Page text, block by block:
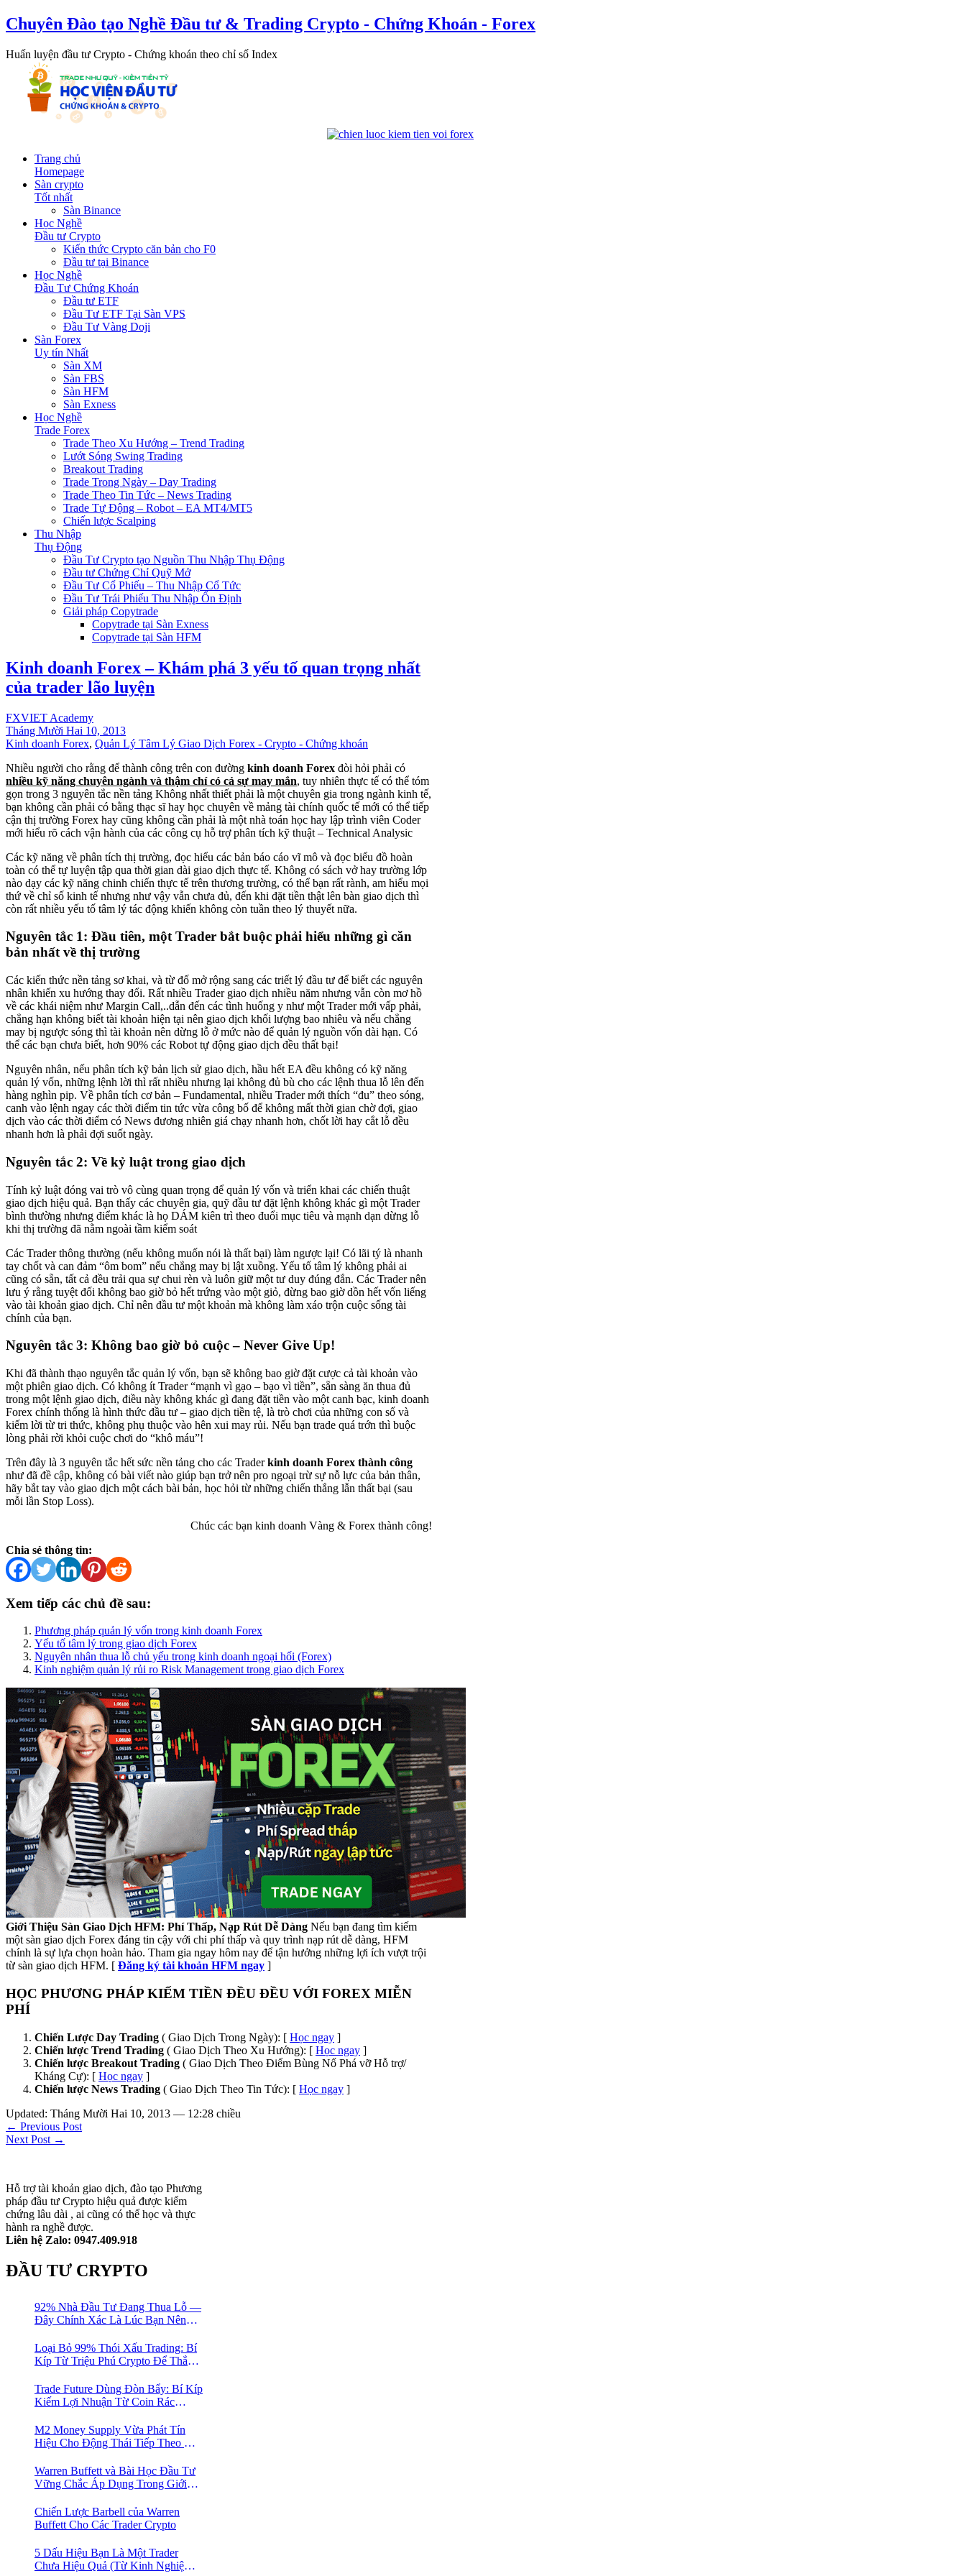
Chuyên Đào tạo Nghề Đầu tư & Trading Crypto - Chứng Khoán - Forex
Huấn luyện đầu tư Crypto - Chứng khoán theo chỉ số Index
Trang chủ
Homepage
Sàn crypto
Tốt nhất
Sàn Binance
Học Nghề
Đầu tư Crypto
Kiến thức Crypto căn bản cho F0
Đầu tư tại Binance
Học Nghề
Đầu Tư Chứng Khoán
Đầu tư ETF
Đầu Tư ETF Tại Sàn VPS
Đầu Tư Vàng Doji
Sàn Forex
Uy tín Nhất
Sàn XM
Sàn FBS
Sàn HFM
Sàn Exness
Học Nghề
Trade Forex
Trade Theo Xu Hướng – Trend Trading
Lướt Sóng Swing Trading
Breakout Trading
Trade Trong Ngày – Day Trading
Trade Theo Tin Tức – News Trading
Trade Tự Động – Robot – EA MT4/MT5
Chiến lược Scalping
Thu Nhập
Thụ Động
Đầu Tư Crypto tạo Nguồn Thu Nhập Thụ Động
Đầu tư Chứng Chỉ Quỹ Mở
Đầu Tư Cổ Phiếu – Thu Nhập Cổ Tức
Đầu Tư Trái Phiếu Thu Nhập Ổn Định
Giải pháp Copytrade
Copytrade tại Sàn Exness
Copytrade tại Sàn HFM
Kinh doanh Forex – Khám phá 3 yếu tố quan trọng nhất
của trader lão luyện
FXVIET Academy
Tháng Mười Hai 10, 2013
Kinh doanh Forex, Quản Lý Tâm Lý Giao Dịch Forex - Crypto - Chứng khoán
Nhiều người cho rằng để thành công trên con đường kinh doanh Forex đòi hỏi phải có
nhiều kỹ năng chuyên ngành và thậm chí có cả sự may mắn, tuy nhiên thực tế có thể tóm
gọn trong 3 nguyên tắc nền tảng Không nhất thiết phải là một chuyên gia trong ngành kinh tế,
bạn không cần phải có bằng thạc sĩ hay học chuyên về mảng tài chính quốc tế mới có thể tiếp
cận thị trường Forex hay cũng không cần phải là một nhà toán học hay lập trình viên Coder
mới hiểu rõ cách vận hành của các công cụ hỗ trợ phân tích kỹ thuật – Technical Analysic
Các kỹ năng về phân tích thị trường, đọc hiểu các bản báo cáo vĩ mô và đọc biểu đồ hoàn
toàn có thể tự luyện tập qua thời gian dài giao dịch thực tế. Không có sách vở hay trường lớp
nào dạy các kỹ năng chinh chiến thực tế trên thương trường, có thể bạn rất rành, am hiểu mọi
thứ về chỉ số kinh tế nhưng như vậy vẫn chưa đủ, đến khi đặt tiền thật lên bàn giao dịch thì
còn rất nhiều yếu tố tâm lý tác động khiến không còn tuần theo lý thuyết nữa.
Nguyên tắc 1: Đầu tiên, một Trader bắt buộc phải hiểu những gì căn
bản nhất về thị trường
Các kiến thức nền tảng sơ khai, và từ đố mở rộng sang các triết lý đầu tư để biết các nguyên
nhân khiến xu hướng thay đổi. Rất nhiều Trader giao dịch nhiều năm nhưng vẫn còn mơ hồ
về các khái niệm như Margin Call,..dẫn đến các tình huống y như một Trader mới vấp phải,
chẳng hạn không biết tài khoản hiện tại nên giao dịch khối lượng bao nhiêu và nếu chẳng
may bị ngược sóng thì tài khoản nên dừng lỗ ở mức nào để quản lý nguồn vốn dài hạn. Có
thể các bạn chưa biết, hơn 90% các Robot tự động giao dịch đều thất bại!
Nguyên nhân, nếu phân tích kỹ bản lịch sử giao dịch, hầu hết EA đều không có kỹ năng
quản lý vốn, những lệnh lời thì rất nhiều nhưng lại không đủ bù cho các lệnh thua lỗ lên đến
hàng nghìn pip. Về phân tích cơ bản – Fundamental, nhiều Trader mới thích “đu” theo sóng,
canh vào lệnh ngay các thời điểm tin tức vừa công bố để không mất thời gian chờ đợi, giao
dịch vào các thời điểm có News đương nhiên giá chạy nhanh hơn, chốt lời hay cắt lỗ đều
nhanh hơn là phải đợi suốt ngày.
Nguyên tắc 2: Về kỷ luật trong giao dịch
Tính kỷ luật đóng vai trò vô cùng quan trọng để quản lý vốn và triển khai các chiến thuật
giao dịch hiệu quả. Bạn thấy các chuyên gia, quỹ đầu tư đặt lệnh không khác gì một Trader
bình thường nhưng điểm khác là họ DÁM kiên trì theo đuổi mục tiêu và mạnh dạn dừng lỗ
khi thị trường đã nằm ngoài tầm kiểm soát
Các Trader thông thường (nếu không muốn nói là thất bại) làm ngược lại! Có lãi tý là nhanh
tay chốt và can đảm “ôm bom” nếu chẳng may bị lật xuồng. Yếu tố tâm lý không phải ai
cũng có sẵn, tất cả đều trải qua sự chui rèn và luôn giữ một tư duy đúng đắn. Các Trader nên
lưu ý rằng tuyệt đối không bao giờ bỏ hết trứng vào một giỏ, đừng bao giờ dồn hết vốn liếng
vào tài khoản giao dịch. Chỉ nên đầu tư một khoản mà không làm xáo trộn cuộc sống tài
chính của bạn.
Nguyên tắc 3: Không bao giờ bỏ cuộc – Never Give Up!
Khi đã thành thạo nguyên tắc quản lý vốn, bạn sẽ không bao giờ đặt cược cả tài khoản vào
một phiên giao dịch. Có không ít Trader “mạnh vì gạo – bạo vì tiền”, sẵn sàng ăn thua đủ
trong một lệnh giao dịch, điều này không khác gì đang đặt tiền vào một canh bạc, kinh doanh
Forex chính thống là hình thức đầu tư – giao dịch tiền tệ, là trò chơi của những con số và
kiếm lời từ tri thức, không phụ thuộc vào hên xui may rủi. Nếu bạn trade quá trớn thì buộc
lòng phải rời khỏi cuộc chơi do “khô máu”!
Trên đây là 3 nguyên tắc hết sức nền tảng cho các Traderkinh doanh Forex thành công
như đã đề cập, không có bài viết nào giúp bạn trở nên pro ngoại trừ sự nỗ lực của bản thân,
hãy bắt tay vào giao dịch một cách bài bản, học hỏi từ những chiến thắng lẫn thất bại (sau
mỗi lần Stop Loss).
Chúc các bạn kinh doanh Vàng & Forex thành công!
Chia sẻ thông tin:
Xem tiếp các chủ đề sau:
Phương pháp quản lý vốn trong kinh doanh Forex
Yếu tố tâm lý trong giao dịch Forex
Nguyên nhân thua lỗ chủ yếu trong kinh doanh ngoại hối (Forex)
Kinh nghiệm quản lý rủi ro Risk Management trong giao dịch Forex
Giới Thiệu Sàn Giao Dịch HFM: Phí Thấp, Nạp Rút Dễ Dàng Nếu bạn đang tìm kiếm
một sàn giao dịch Forex đáng tin cậy với chi phí thấp và quy trình nạp rút dễ dàng, HFM
chính là sự lựa chọn hoàn hảo. Tham gia ngay hôm nay để tận hưởng những lợi ích vượt trội
từ sàn giao dịch HFM. [ Đăng ký tài khoản HFM ngay ]
HỌC PHƯƠNG PHÁP KIẾM TIỀN ĐỀU ĐỀU VỚI FOREX MIỄN
PHÍ
Chiến Lược Day Trading ( Giao Dịch Trong Ngày): [ Học ngay ]
Chiến lược Trend Trading ( Giao Dịch Theo Xu Hướng): [ Học ngay ]
Chiến lược Breakout Trading ( Giao Dịch Theo Điểm Bùng Nổ Phá vỡ Hỗ trợ/
Kháng Cự): [ Học ngay ]
Chiến lược News Trading ( Giao Dịch Theo Tin Tức): [ Học ngay ]
Updated: Tháng Mười Hai 10, 2013 — 12:28 chiều
← Previous Post
Next Post →
Hỗ trợ tài khoản giao dịch, đào tạo Phương
pháp đầu tư Crypto hiệu quả được kiểm
chứng lâu dài , ai cũng có thể học và thực
hành ra nghề được.
Liên hệ Zalo: 0947.409.918
ĐẦU TƯ CRYPTO
92% Nhà Đầu Tư Đang Thua Lỗ —
Đây Chính Xác Là Lúc Bạn Nên
Loại Bỏ 99% Thói Xấu Trading: Bí
Kíp Từ Triệu Phú Crypto Để Thắng
Trade Future Dùng Đòn Bẩy: Bí Kíp
Kiếm Lợi Nhuận Từ Coin Rác
Bán Khống
M2 Money Supply Vừa Phát Tín
Hiệu Cho Động Thái Tiếp Theo Của
Trader Đang Bỏ Lỡ! 🚀
Warren Buffett và Bài Học Đầu Tư
Vững Chắc Áp Dụng Trong Giới
Chiến Lược Barbell của Warren
Buffett Cho Các Trader Crypto
5 Dấu Hiệu Bạn Là Một Trader
Chưa Hiệu Quả (Từ Kinh Nghiệm